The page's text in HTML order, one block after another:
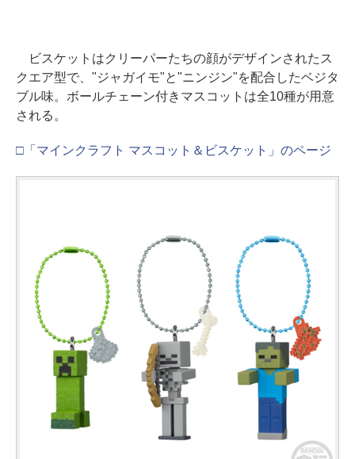
ビスケットはクリーパーたちの顔がデザインされたス
クエア型で、"ジャガイモ"と"ニンジン"を配合したベジタ
ブル味。ボールチェーン付きマスコットは全10種が用意
される。
□「マインクラフト マスコット＆ビスケット」のページ